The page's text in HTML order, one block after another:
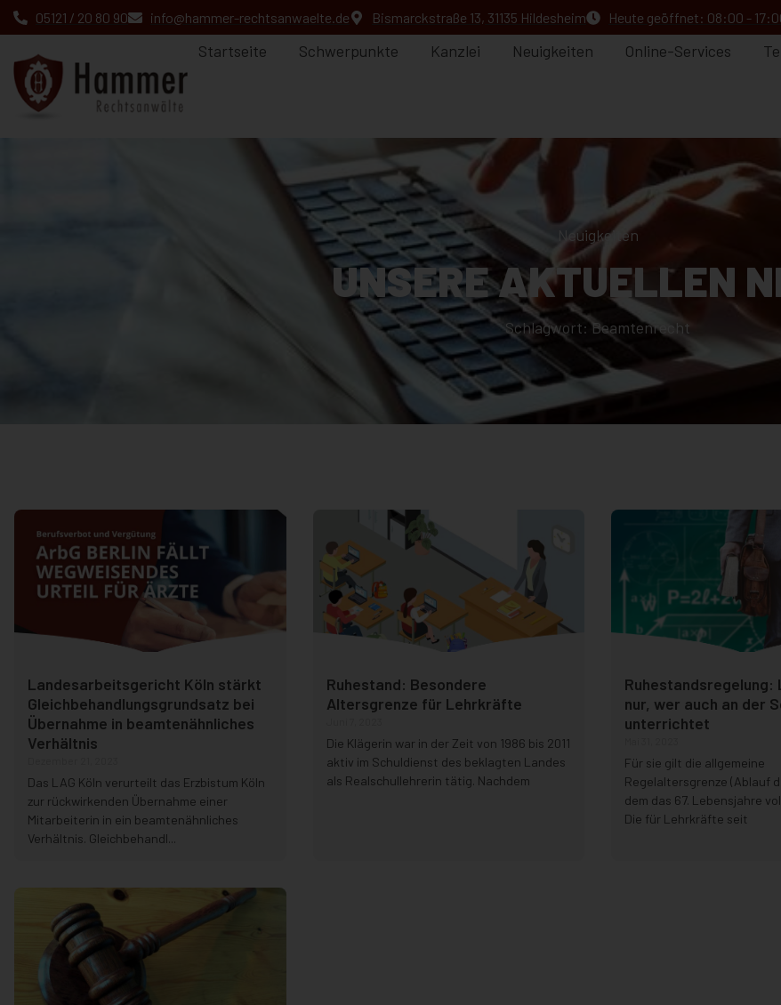
05121 / 20 80 90 info@hammer-rechtsanwaelte.de Bismarckstraße 13, 31135 Hildesheim Heute geöffnet: 08:00 -
Startseite Schwerpunkte Kanzlei Neuigkeiten Online-Services
Neuigkeiten
UNSERE AKTUELLEN
Schlagwort: Beamtenrecht
Landesarbeitsgericht Köln stärkt
Gleichbehandlungsgrundsatz bei
Übernahme in beamtenähnliches
Verhältnis
Das LAG Köln verurteilt das Erzbistum Köln
zur rückwirkenden Übernahme einer
Mitarbeiterin in ein beamtenähnliches
Verhältnis. Gleichbehandl...
Ruhestand: Besondere
Altersgrenze für Lehrkräfte
Die Klägerin war in der Zeit von 1986 bis 2011
aktiv im Schuldienst des beklagten Landes
als Realschullehrerin tätig. Nachdem
nur, wer auch an der
unterrichtet
Für sie gilt die allgemeine
Regelaltersgrenze (Ablauf
dem das 67. Lebensjahre
Die für Lehrkräfte seit